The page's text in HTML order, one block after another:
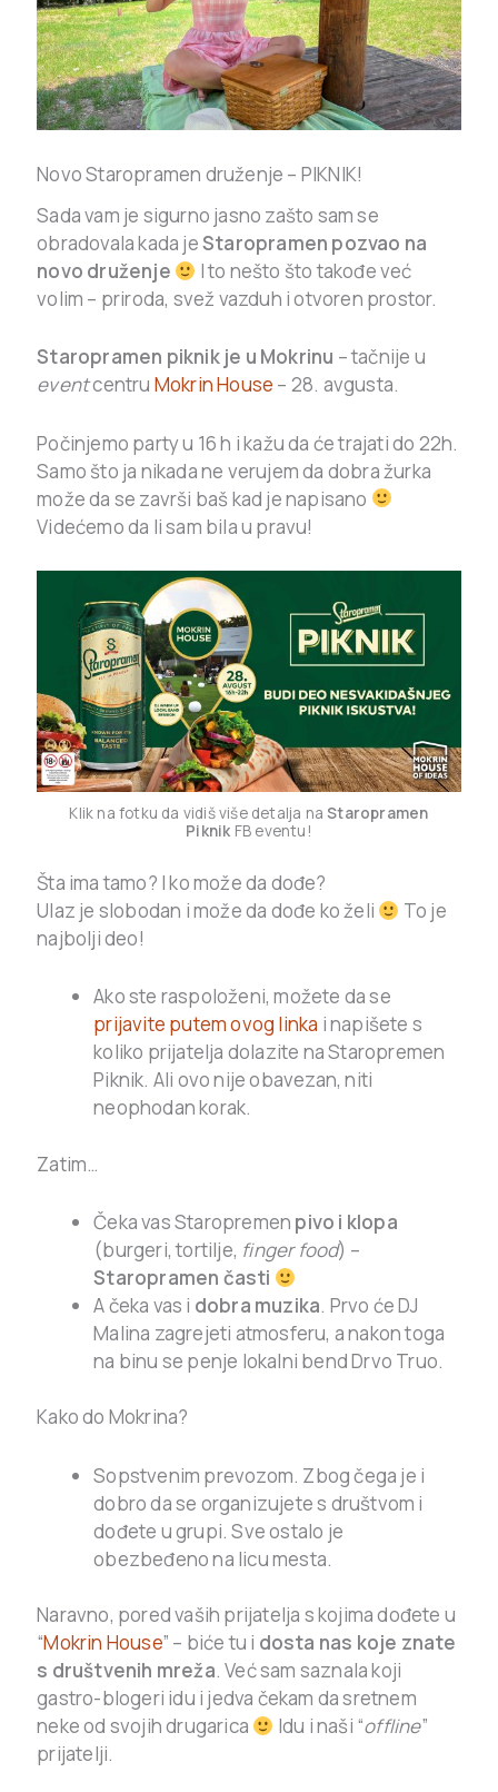
Novo Staropramen druženje – PIKNIK!
Sada vam je sigurno jasno zašto sam se
obradovala kada jeStaropramen pozvao na
novo druženje
I to nešto što takođe već
volim – priroda, svež vazduh i otvoren prostor.
Staropramen piknik je u Mokrinu – tačnije u
eventcentru Mokrin House – 28. avgusta.
Počinjemo party u 16 h i kažu da će trajati do 22h.
Samo što ja nikada ne verujem da dobra žurka
može da se završi baš kad je napisano
Videćemo da li sam bila u pravu!
Klik na fotku da vidiš više detalja naStaropramen
Piknik FB eventu!
Šta ima tamo? I ko može da dođe?
Ulaz je slobodan i može da dođe ko želi
To je
najbolji deo!
Ako ste raspoloženi, možete da se
prijavite putem ovog linka i napišete s
koliko prijatelja dolazite na Staropremen
Piknik. Ali ovo nije obavezan, niti
neophodan korak.
Zatim…
Čeka vas Staropremen pivo i klopa
(burgeri, tortilje, finger food) –
Staropramen časti
A čeka vas i dobra muzika. Prvo će DJ
Malina zagrejeti atmosferu, a nakon toga
na binu se penje lokalni bend Drvo Truo.
Kako do Mokrina?
Sopstvenim prevozom. Zbog čega je i
dobro da se organizujete s društvom i
dođete u grupi. Sve ostalo je
obezbeđeno na licu mesta.
Naravno, pored vaših prijatelja s kojima dođete u
“Mokrin House” – biće tu i dosta nas koje znate
s društvenih mreža. Već sam saznala koji
gastro-blogeri idu i jedva čekam da sretnem
neke od svojih drugarica
Idu i naši “offline”
prijatelji.